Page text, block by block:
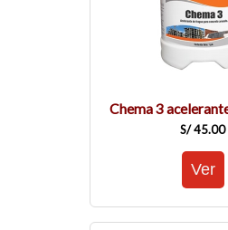
Chema 3
S/ 45.00